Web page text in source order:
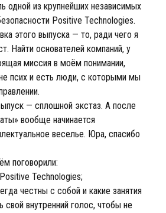
одной из крупнейших независимых
Positive Technologies.
этого выпуска — то, ради чего я
Найти основателей компаний, у
миссия в моём понимании,
псих и есть люди, с которыми мы
— сплошной экстаз. А после
вообще начинается
веселье. Юра, спасибо
поговорили:
Technologies;
честны с собой и какие занятия
внутренний голос, чтобы не